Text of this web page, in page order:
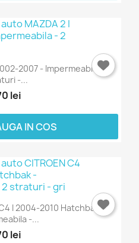
2007 - Impermeabila - 2
-...
lei
IN COS
I 2004-2010 Hatchbak -
-...
lei